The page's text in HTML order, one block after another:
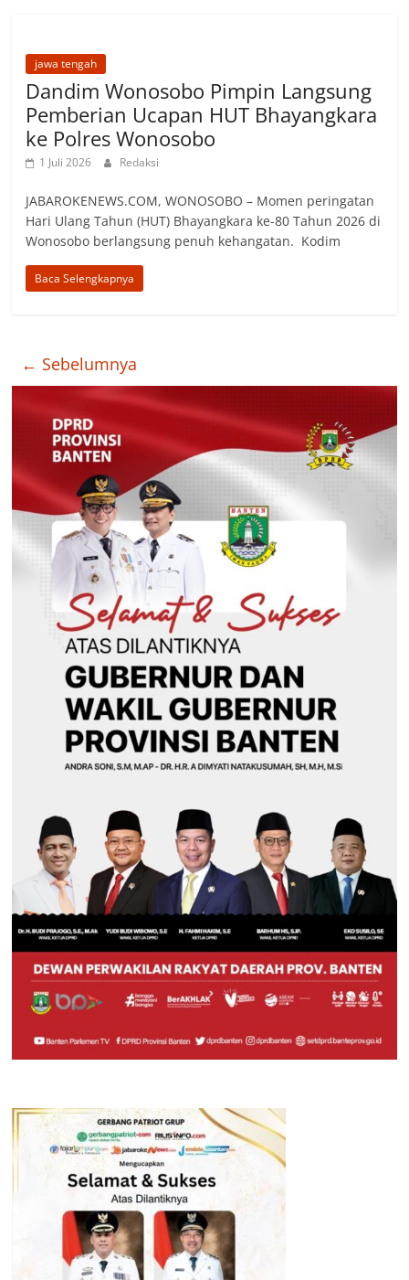
jawa tengah
Dandim Wonosobo Pimpin Langsung
Pemberian Ucapan HUT Bhayangkara
ke Polres Wonosobo
1 Juli 2026 Redaksi
JABAROKENEWS.COM, WONOSOBO – Momen peringatan
Hari Ulang Tahun (HUT) Bhayangkara ke-80 Tahun 2026 di
Wonosobo berlangsung penuh kehangatan. ‎ Kodim
Baca Selengkapnya
← Sebelumnya